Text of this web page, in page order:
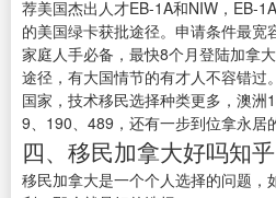
荐美国杰出人才EB-1A和NIW，EB-
的美国绿卡获批途径。申请条件最宽
家庭人手必备，最快8个月登陆加拿
途径，有大国情节的有才人不容错过
国家，技术移民选择种类更多，澳洲
9、190、489，还有一步到位拿永居
四、移民加拿大好吗知乎
移民加拿大是一个个人选择的问题，